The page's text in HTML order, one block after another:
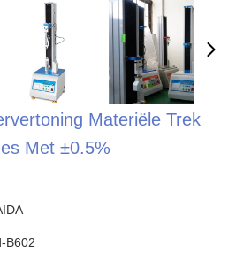
Materiële Trek
Met ±0.5%
B602